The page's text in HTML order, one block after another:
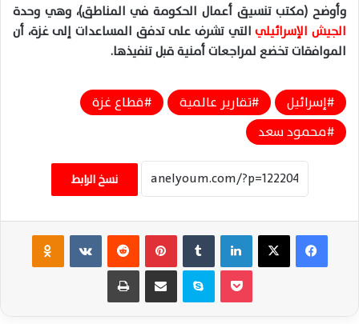
وأوضح (مكتب تنسيق أعمال الحكومة في المناطق)،وهي وحدة
الجيش الإسرائيلي التي تشرف علىتدفق المساعدات إلىغزة، أن
الموافقاتتخضع لمراجعاتأمنيةقبلتنفيذها.
إسرائيل تقارير عالمية
قطاع غزة
محمود سعد
نسخ الرابط
فيسبوك ‫X لينكدإن بينتيريست ‏VKontakte
سكايب مشاركة عبر البريد طباعة